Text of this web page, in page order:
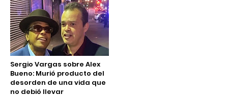
Sergio Vargas sobre Alex
Bueno: Murió producto del
desorden de una vida que
no debió llevar